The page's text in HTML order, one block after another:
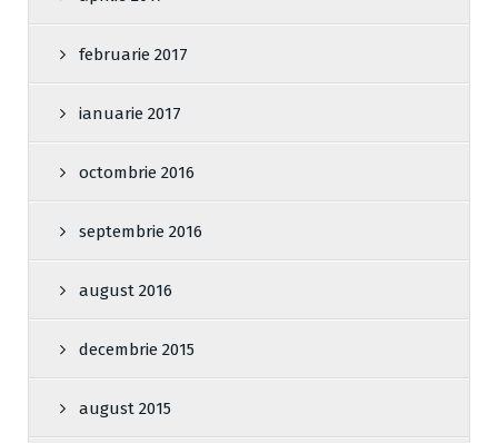
februarie 2017
ianuarie 2017
octombrie 2016
septembrie 2016
august 2016
decembrie 2015
august 2015